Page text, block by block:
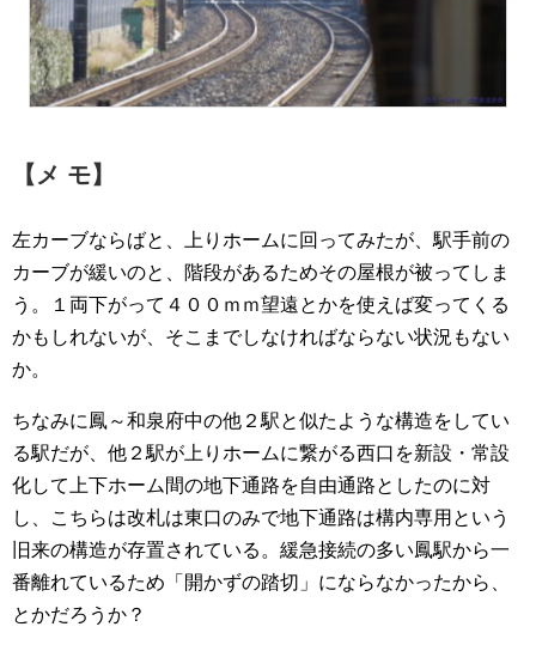
【メ モ】
左カーブならばと、上りホームに回ってみたが、駅手前の
カーブが緩いのと、階段があるためその屋根が被ってしま
う。１両下がって４００ｍｍ望遠とかを使えば変ってくる
かもしれないが、そこまでしなければならない状況もない
か。
ちなみに鳳～和泉府中の他２駅と似たような構造をしてい
る駅だが、他２駅が上りホームに繋がる西口を新設・常設
化して上下ホーム間の地下通路を自由通路としたのに対
し、こちらは改札は東口のみで地下通路は構内専用という
旧来の構造が存置されている。緩急接続の多い鳳駅から一
番離れているため「開かずの踏切」にならなかったから、
とかだろうか？